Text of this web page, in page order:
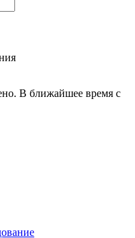
В ближайшее время с